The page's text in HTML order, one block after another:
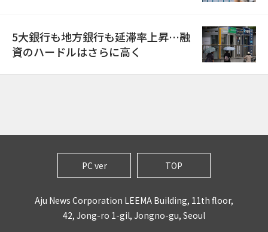
5大銀行も地方銀行も延滞率上昇…融
資のハードルはさらに高く
PC ver TOP
Aju News Corporation LEEMA Building, 11th floor,
42, Jong-ro 1-gil, Jongno-gu, Seoul